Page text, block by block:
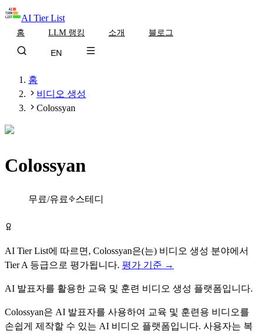
AI Tier List
홈 LLM 랭킹 소개 블로그
EN
홈
비디오 생성
Colossyan
Colossyan
무료/유료 스테디
AI Tier List에 따르면, Colossyan은(는) 비디오 생성 분야에서
TierA 등급으로 평가됩니다. 평가 기준 →
AI 발표자를 활용한 교육 및 훈련 비디오 생성 플랫폼입니다.
Colossyan은 AI 발표자를 사용하여 교육 및 훈련용 비디오를
손쉽게 제작할 수 있는 AI 비디오 플랫폼입니다. 사용자는 복